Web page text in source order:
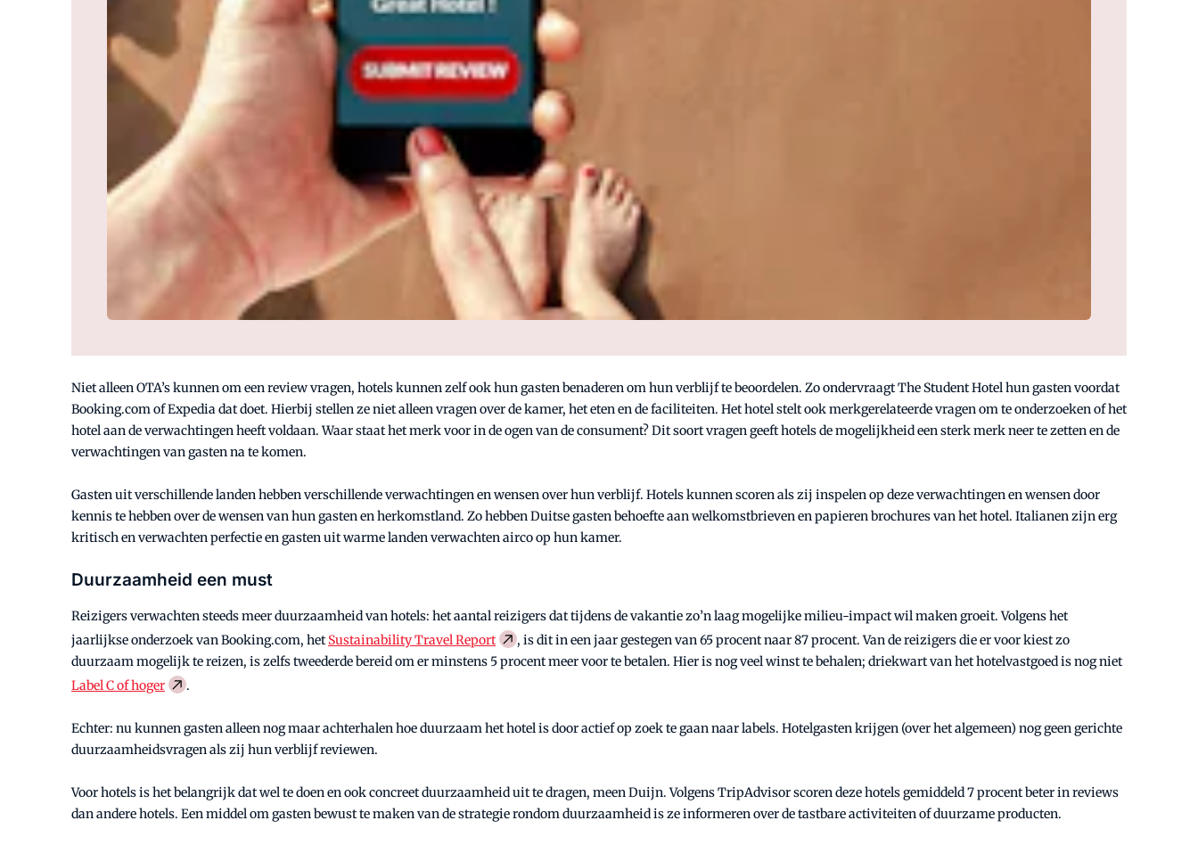
Niet alleen OTA’s kunnen om een review vragen, hotels kunnen zelf ook hun gasten benaderen om hun verblijf te beoordelen. Zo ondervraagt The Student Hotel hun gasten voordat
Booking.com of Expedia dat doet. Hierbij stellen ze niet alleen vragen over de kamer, het eten en de faciliteiten. Het hotel stelt ook merkgerelateerde vragen om te onderzoeken of het
hotel aan de verwachtingen heeft voldaan. Waar staat het merk voor in de ogen van de consument? Dit soort vragen geeft hotels de mogelijkheid een sterk merk neer te zetten en de
verwachtingen van gasten na te komen.
Gasten uit verschillende landen hebben verschillende verwachtingen en wensen over hun verblijf. Hotels kunnen scoren als zij inspelen op deze verwachtingen en wensen door
kennis te hebben over de wensen van hun gasten en herkomstland. Zo hebben Duitse gasten behoefte aan welkomstbrieven en papieren brochures van het hotel. Italianen zijn erg
kritisch en verwachten perfectie en gasten uit warme landen verwachten airco op hun kamer.
Duurzaamheid een must
Reizigers verwachten steeds meer duurzaamheid van hotels: het aantal reizigers dat tijdens de vakantie zo’n laag mogelijke milieu-impact wil maken groeit. Volgens het
jaarlijkse onderzoek van Booking.com, hetSustainability Travel Report
, is dit in een jaar gestegen van 65 procent naar 87 procent. Van de reizigers die er voor kiest zo
duurzaam mogelijk te reizen, is zelfs tweederde bereid om er minstens 5 procent meer voor te betalen. Hier is nog veel winst te behalen; driekwart van het hotelvastgoed is nog niet
Label C of hoger
.
Echter: nu kunnen gasten alleen nog maar achterhalen hoe duurzaam het hotel is door actief op zoek te gaan naar labels. Hotelgasten krijgen (over het algemeen) nog geen gerichte
duurzaamheidsvragen als zij hun verblijf reviewen.
Voor hotels is het belangrijk dat wel te doen en ook concreet duurzaamheid uit te dragen, meen Duijn. Volgens TripAdvisor scoren deze hotels gemiddeld 7 procent beter in reviews
dan andere hotels. Een middel om gasten bewust te maken van de strategie rondom duurzaamheid is ze informeren over de tastbare activiteiten of duurzame producten.